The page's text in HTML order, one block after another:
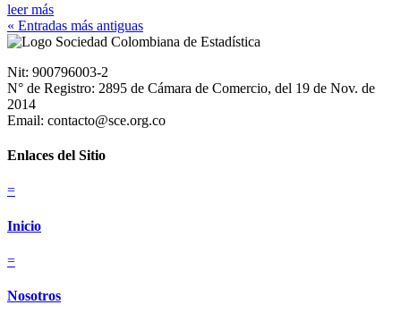
leer más
« Entradas más antiguas
Nit: 900796003-2
N° de Registro: 2895 de Cámara de Comercio, del 19 de Nov. de
2014
Email: contacto@sce.org.co
Enlaces del Sitio
=
Inicio
=
Nosotros